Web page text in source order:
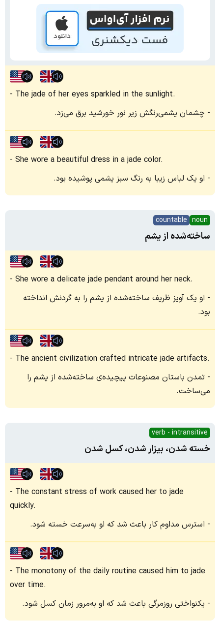
The jade of her eyes sparkled in the sunlight.
چشمان یشمی‌رنگش زیر نور خورشید برق می‌زد.
She wore a beautiful dress in a jade color.
او یک لباس زیبا به رنگ سبز یشمی پوشیده بود.
noun
countable
ساخته‌‌شده از یشم
She wore a delicate jade pendant around her neck.
او یک آویز ظریف ساخته‌شده از یشم را به گردنش انداخته
بود.
The ancient civilization crafted intricate jade artifacts.
تمدن باستان مصنوعات پیچیده‌ی ساخته‌شده از یشم را
می‌ساخت.
verb - intransitive
خسته شدن، بیزار شدن، کسل شدن
The constant stress of work caused her to jade
quickly.
استرس مداوم کار باعث شد که او به‌سرعت خسته شود.
The monotony of the daily routine caused him to jade
over time.
یکنواختی روزمرگی باعث شد که او به‌مرور زمان کسل شود.